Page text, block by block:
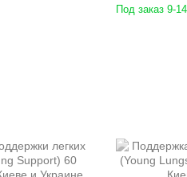
Под заказ 9-